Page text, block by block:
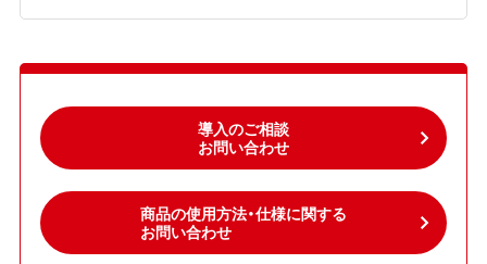
導入のご相談
お問い合わせ
商品の使用方法・仕様に関する
お問い合わせ